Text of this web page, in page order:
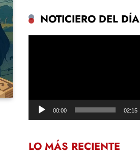
NOTICIERO DEL DÍA
00:00 02:15
LO MÁS RECIENTE